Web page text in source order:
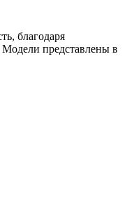
благодаря
представлены в